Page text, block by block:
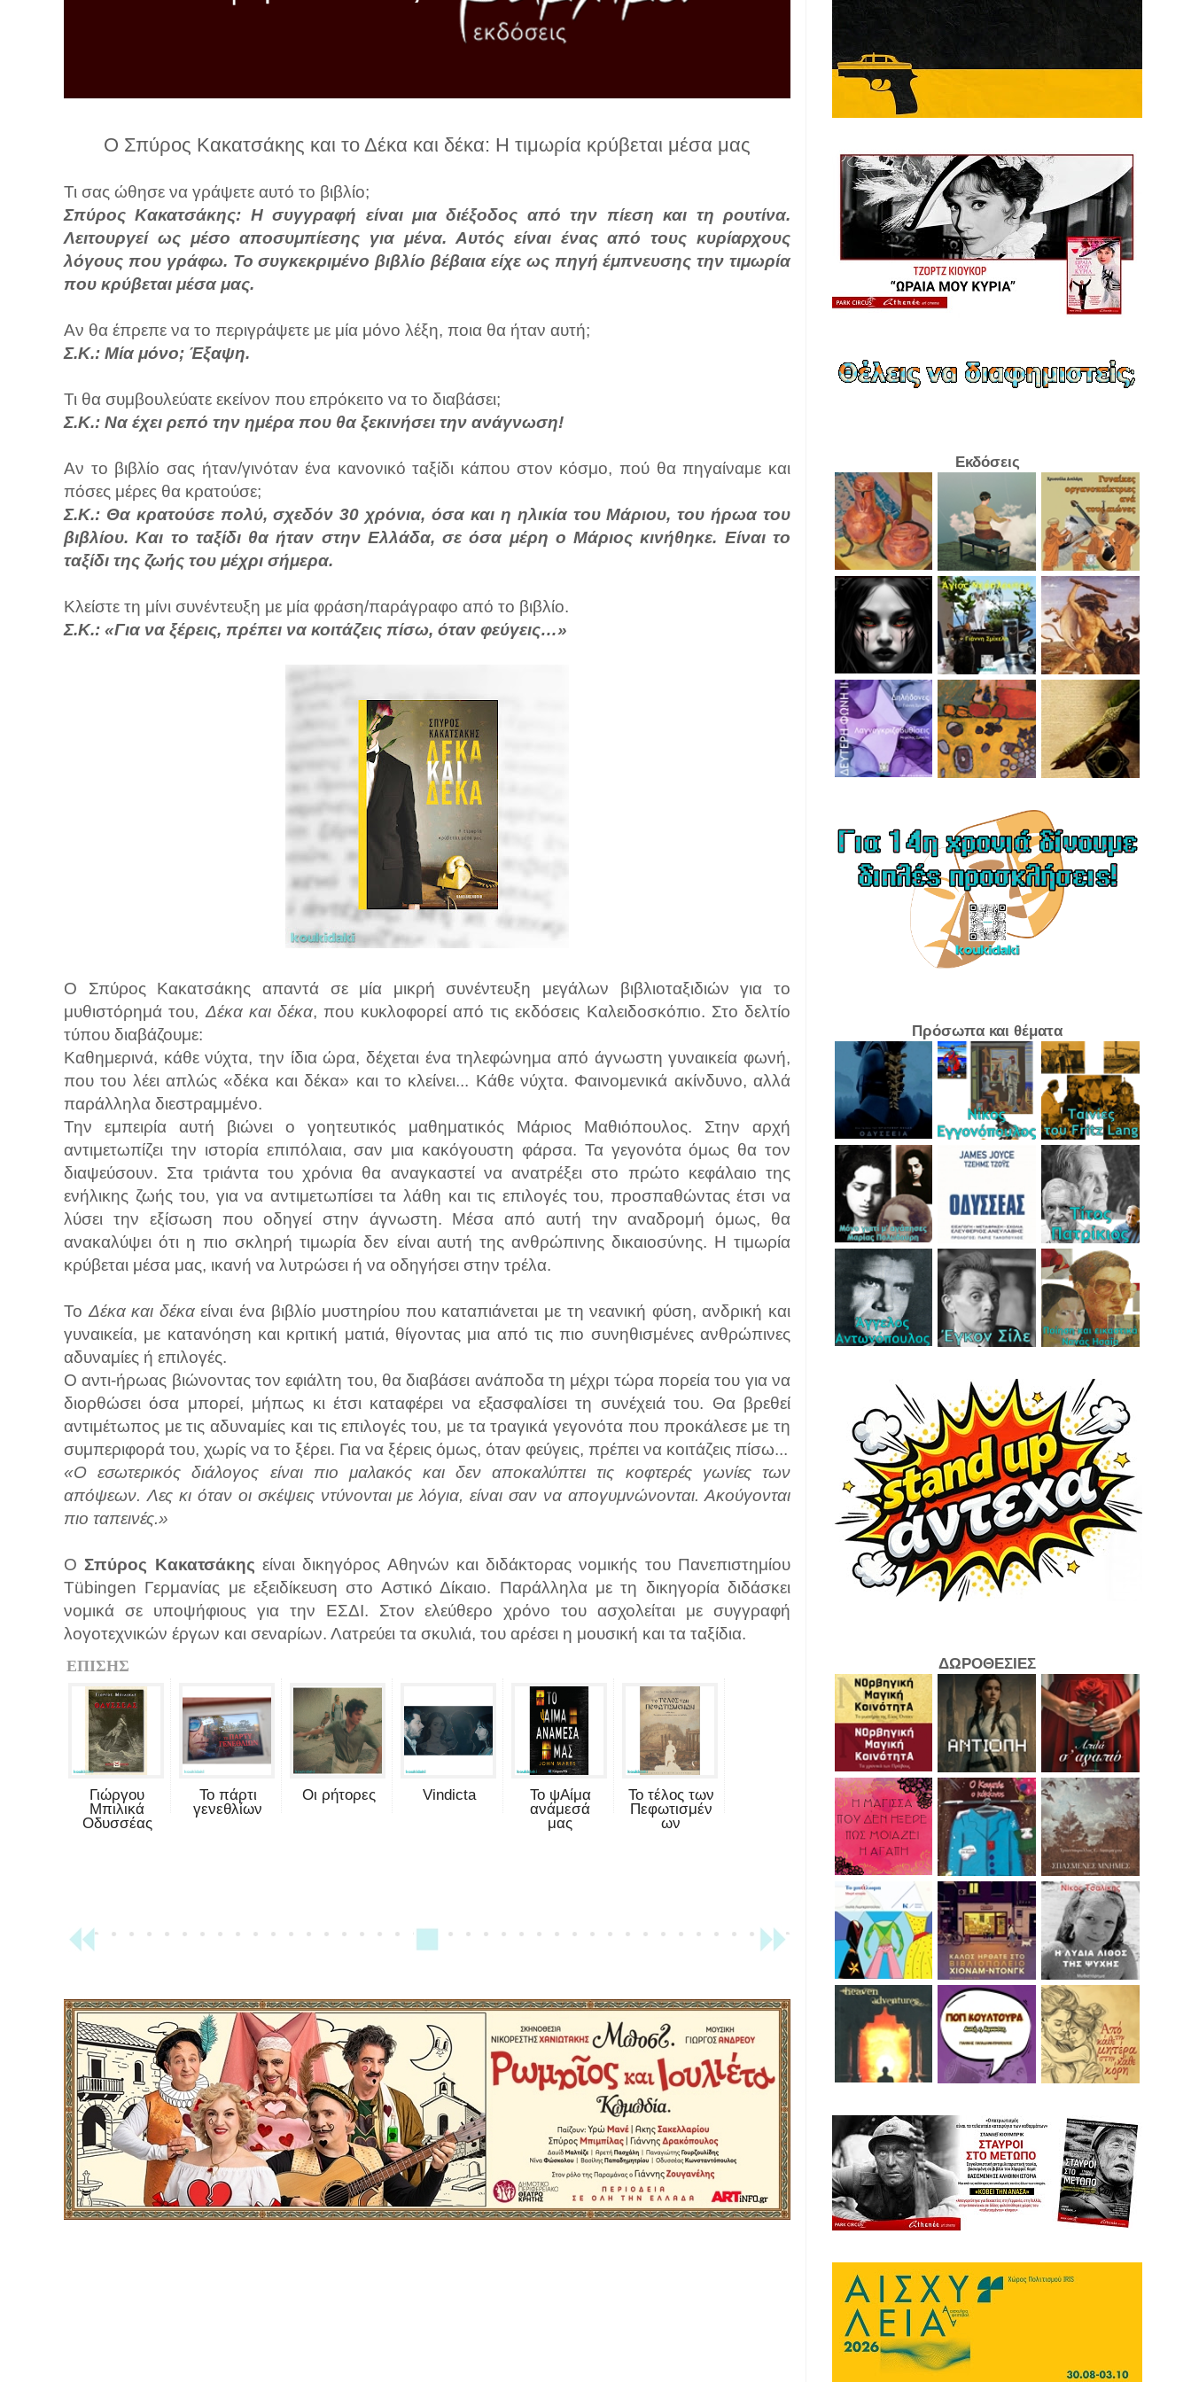
Ο Σπύρος Κακατσάκης και το Δέκα και δέκα: Η τιμωρία κρύβεται μέσα μας
Τι σας ώθησε να γράψετε αυτό το βιβλίο;
Σπύρος Κακατσάκης: Η συγγραφή είναι μια διέξοδος από την πίεση και τη ρουτίνα.
Λειτουργεί ως μέσο αποσυμπίεσης για μένα. Αυτός είναι ένας από τους κυρίαρχους
λόγους που γράφω. Το συγκεκριμένο βιβλίο βέβαια είχε ως πηγή έμπνευσης την τιμωρία
που κρύβεται μέσα μας.
Αν θα έπρεπε να το περιγράψετε με μία μόνο λέξη, ποια θα ήταν αυτή;
Σ.Κ.: Μία μόνο; Έξαψη.
Τι θα συμβουλεύατε εκείνον που επρόκειτο να το διαβάσει;
Σ.Κ.: Να έχει ρεπό την ημέρα που θα ξεκινήσει την ανάγνωση!
Αν το βιβλίο σας ήταν/γινόταν ένα κανονικό ταξίδι κάπου στον κόσμο, πού θα πηγαίναμε και
πόσες μέρες θα κρατούσε;
Σ.Κ.: Θα κρατούσε πολύ, σχεδόν 30 χρόνια, όσα και η ηλικία του Μάριου, του ήρωα του
βιβλίου. Και το ταξίδι θα ήταν στην Ελλάδα, σε όσα μέρη ο Μάριος κινήθηκε. Είναι το
ταξίδι της ζωής του μέχρι σήμερα.
Κλείστε τη μίνι συνέντευξη με μία φράση/παράγραφο από το βιβλίο.
Σ.Κ.: «Για να ξέρεις, πρέπει να κοιτάζεις πίσω, όταν φεύγεις…»
Ο Σπύρος Κακατσάκης απαντά σε μία μικρή συνέντευξη μεγάλων βιβλιοταξιδιών για το
μυθιστόρημά του, Δέκα και δέκα, που κυκλοφορεί από τις εκδόσεις Καλειδοσκόπιο. Στο δελτίο
τύπου διαβάζουμε:
Καθημερινά, κάθε νύχτα, την ίδια ώρα, δέχεται ένα τηλεφώνημα από άγνωστη γυναικεία φωνή,
που του λέει απλώς «δέκα και δέκα» και το κλείνει... Κάθε νύχτα. Φαινομενικά ακίνδυνο, αλλά
παράλληλα διεστραμμένο.
Την εμπειρία αυτή βιώνει ο γοητευτικός μαθηματικός Μάριος Μαθιόπουλος. Στην αρχή
αντιμετωπίζει την ιστορία επιπόλαια, σαν μια κακόγουστη φάρσα. Τα γεγονότα όμως θα τον
διαψεύσουν. Στα τριάντα του χρόνια θα αναγκαστεί να ανατρέξει στο πρώτο κεφάλαιο της
ενήλικης ζωής του, για να αντιμετωπίσει τα λάθη και τις επιλογές του, προσπαθώντας έτσι να
λύσει την εξίσωση που οδηγεί στην άγνωστη. Μέσα από αυτή την αναδρομή όμως, θα
ανακαλύψει ότι η πιο σκληρή τιμωρία δεν είναι αυτή της ανθρώπινης δικαιοσύνης. Η τιμωρία
κρύβεται μέσα μας, ικανή να λυτρώσει ή να οδηγήσει στην τρέλα.
Το Δέκα και δέκαείναι ένα βιβλίο μυστηρίου που καταπιάνεται με τη νεανική φύση, ανδρική και
γυναικεία, με κατανόηση και κριτική ματιά, θίγοντας μια από τις πιο συνηθισμένες ανθρώπινες
αδυναμίες ή επιλογές.
Ο αντι-ήρωας βιώνοντας τον εφιάλτη του, θα διαβάσει ανάποδα τη μέχρι τώρα πορεία του για να
διορθώσει όσα μπορεί, μήπως κι έτσι καταφέρει να εξασφαλίσει τη συνέχειά του. Θα βρεθεί
αντιμέτωπος με τις αδυναμίες και τις επιλογές του, με τα τραγικά γεγονότα που προκάλεσε με τη
συμπεριφορά του, χωρίς να το ξέρει. Για να ξέρεις όμως, όταν φεύγεις, πρέπει να κοιτάζεις πίσω...
«Ο εσωτερικός διάλογος είναι πιο μαλακός και δεν αποκαλύπτει τις κοφτερές γωνίες των
απόψεων. Λες κι όταν οι σκέψεις ντύνονται με λόγια, είναι σαν να απογυμνώνονται. Ακούγονται
πιο ταπεινές.»
ΟΣπύρος Κακατσάκης είναι δικηγόρος Αθηνών και διδάκτορας νομικής του Πανεπιστημίου
Tübingen Γερμανίας με εξειδίκευση στο Αστικό Δίκαιο. Παράλληλα με τη δικηγορία διδάσκει
νομικά σε υποψήφιους για την ΕΣΔΙ. Στον ελεύθερο χρόνο του ασχολείται με συγγραφή
λογοτεχνικών έργων και σεναρίων. Λατρεύει τα σκυλιά, του αρέσει η μουσική και τα ταξίδια.
ΕΠΙΣΗΣ
Γιώργου
Μπιλικά
Οδυσσέας
Το πάρτι
γενεθλίων
Οι ρήτορες Vindicta
Το ψΑίμα
ανάμεσά
μας
Το τέλος των
Πεφωτισμέν
ων
Εκδόσεις
Πρόσωπα και θέματα
ΔΩΡΟΘΕΣΙΕΣ